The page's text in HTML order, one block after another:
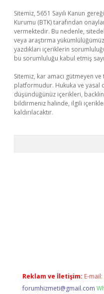
Sitemiz, 5651 Sayılı Kanun
Kurumu (BTK) tarafından
vermektedir. Bu nedenle,
veya araştırma
yazdıkları içeriklerin
bu sorumluluğu kabul etmiş
Sitemiz, kar amacı gütmeyen
platformudur. Hukuka ve yasal
düşündüğünüz içerikleri,
bildirmeniz halinde, ilgili
kaldırılacaktır.
Reklam ve İletişim: E-mail:
forumhizmeti@gmail.com